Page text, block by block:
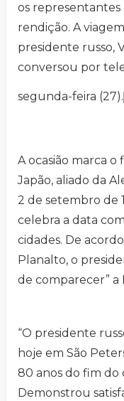
os representantes
rendição. A
presidente russo,
conversou por
segunda-feira (27).
A ocasião marca
Japão, aliado da
2 de setembro de
celebra a data
cidades. De
Planalto, o
de comparecer” a
“O presidente
hoje em São
80 anos do fim do
Demonstrou